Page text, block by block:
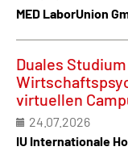
MED LaborUnion
Duales Studium
virtuellen
24.07.2026
IU Internationale